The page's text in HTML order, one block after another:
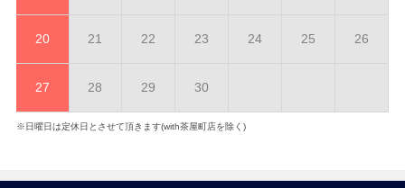
20 21 22 23 24 25 26
27 28 29 30
※日曜日は定休日とさせて頂きます(with茶屋町店を除く)